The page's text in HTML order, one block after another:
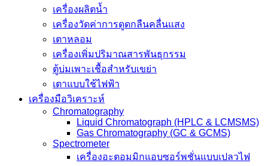
เครื่องผลิตน้ำ
เครื่องวัดค่าการดูดกลืนคลื่นแสง
เตาหลอม
เครื่องเพิ่มปริมาณสารพันธุกรรม
ตู้บ่มเพาะเชื้อสำหรับเขย่า
เตาแบบใช้ไฟฟ้า
เครื่องมือวิเคราะห์
Chromatography
Liquid Chromatograph (HPLC & LCMSMS)
Gas Chromatography (GC & GCMS)
Spectrometer
เครื่องอะตอมมิกแอบซอร์พชั่นแบบเปลวไฟ